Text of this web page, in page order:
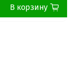
В корзину